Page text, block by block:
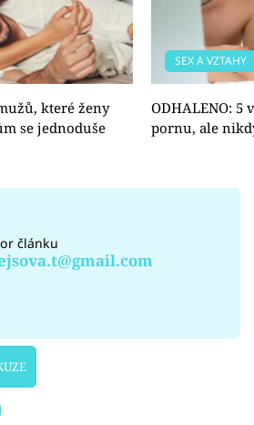
které ženy
se jednoduše
SEX A VZTAHY
ODHALENO:
pornu, ale
článku